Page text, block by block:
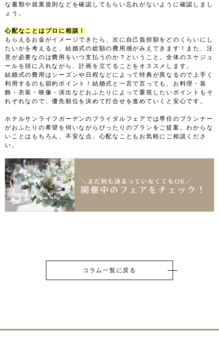
な書類や就業規則などを確認してもらい忘れがないように確認しまし
ょう。
心配なことはプロに相談！
もらえるお金がイメージできたら、次に自己負担額をどのくらいにし
たいかを考えると、結婚式の総額の費用感がみえてきます！また、注
意が必要なのは費用をいつ支払うのか？ということ。全体のスケジュ
ールを頭に入れながら、計画を立てることをオススメします。
結婚式の費用はシーズンや日程などによって特典が異なるので上手く
利用するのも節約ポイント！結婚式と一言で言っても、お料理・装
飾・衣装・映像・演出などおふたりによって重視したいポイントもそ
れぞれなので、優先順位を決めて打合せを進めていくと安心です。
ホテルサンライフガーデンのブライダルフェアでは専任のプランナー
がおふたりの希望を伺いながらぴったりのプランをご提案。わからな
いことはもちろん、不安な点、心配なこともお気軽にご相談くださ
い。
コラム一覧に戻る